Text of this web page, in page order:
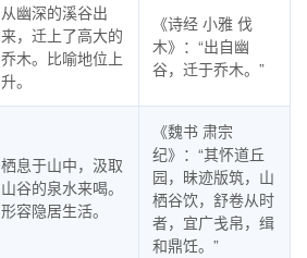
从幽深的溪谷出
来，迁上了高大的
乔木。比喻地位上
升。
《诗经 小雅 伐
木》：“出自幽
谷，迁于乔木。”
栖息于山中，汲取
山谷的泉水来喝。
形容隐居生活。
《魏书 肃宗
纪》：“其怀道丘
园，昧迹版筑，山
栖谷饮，舒卷从时
者，宜广戋帛，缉
和鼎饪。”